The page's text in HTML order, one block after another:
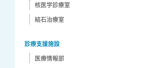
核医学診療室
結石治療室
診療支援施設
医療情報部